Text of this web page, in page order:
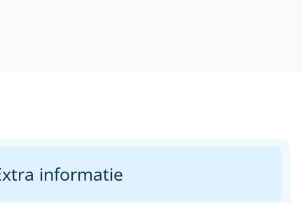
informatie